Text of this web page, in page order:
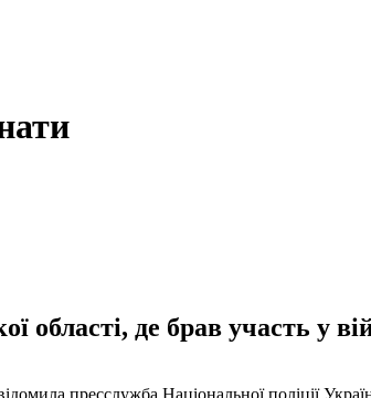
де брав участь у
пресслужба Національної поліції